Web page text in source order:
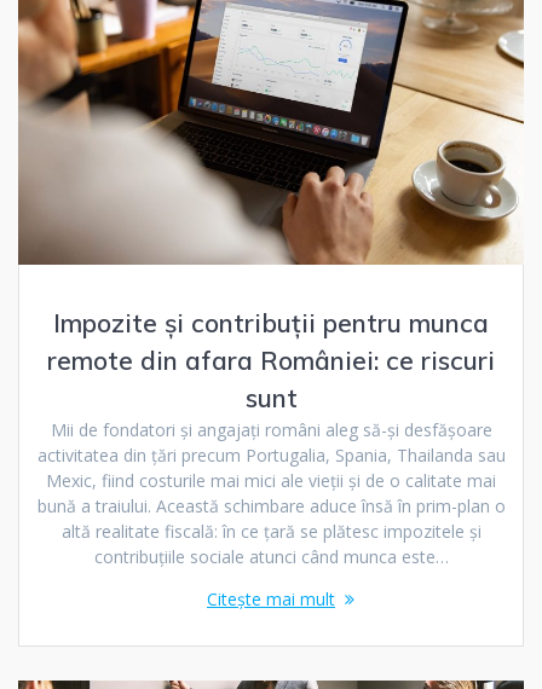
Impozite și contribuții pentru munca
remote din afara României: ce riscuri
sunt
Mii de fondatori și angajați români aleg să-și desfășoare
activitatea din țări precum Portugalia, Spania, Thailanda sau
Mexic, fiind costurile mai mici ale vieții și de o calitate mai
bună a traiului. Această schimbare aduce însă în prim-plan o
altă realitate fiscală: în ce țară se plătesc impozitele și
contribuțiile sociale atunci când munca este…
Citește mai mult